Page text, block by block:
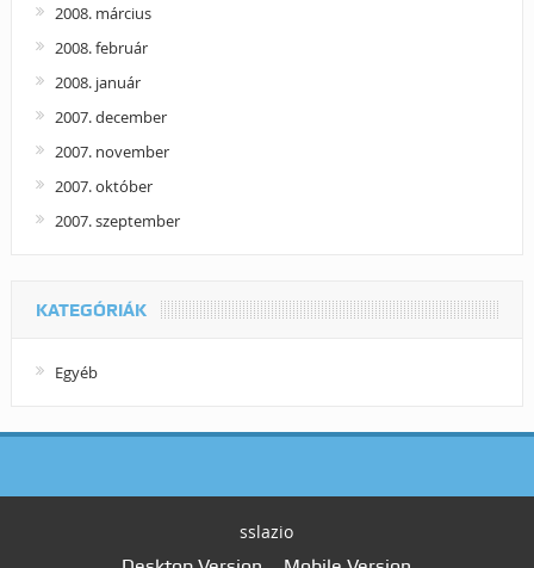
2008. március
2008. február
2008. január
2007. december
2007. november
2007. október
2007. szeptember
KATEGÓRIÁK
Egyéb
sslazio